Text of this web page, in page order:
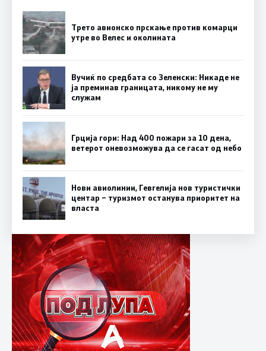
Трето авионско прскање против комарци
утре во Велес и околината
Вучиќ по средбата со Зеленски: Никаде не
ја преминав границата, никому не му
служам
Грција гори: Над 400 пожари за 10 дена,
ветерот оневозможува да се гасат од небо
Нови авиолинии, Гевгелија нов туристички
центар – туризмот останува приоритет на
власта